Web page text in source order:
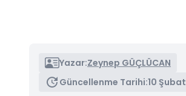
Yazar:Zeynep GÜÇLÜCAN
Güncellenme Tarihi:10